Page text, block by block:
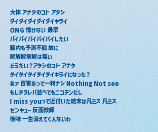
大体 アナタのコト アタシ
ダイダイダイダイダイキライ
OMG 情けない 最早
バイバイバイバイバイしたい
脳内も予測不能 故に
解解解解解は無い
どうだい？アタシのコト アナタ
ダイダイダイダイダイキライになった？
あァ 百害あって一利ナシ Nothing Not see
もしタラレバ並べてもニコチンだし
I miss youって近付いた結末は凡ミス 凡ミス
センキュー 反面教師
後味 一生消えてくんないわ